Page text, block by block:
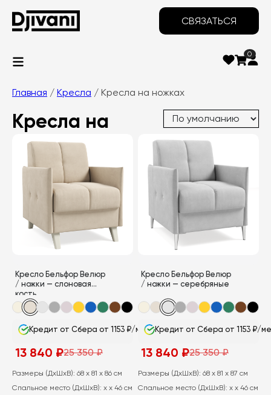
СВЯЗАТЬСЯ
0
Главная / Кресла / Кресла на ножках
Кресла на
ножках
Кресло Бельфор Велюр
/ ножки — слоновая
кость
Кредит от Сбера от 1153 ₽/мес
25 350₽
Первоначальная
составляла
350
13 840 ₽
Текущая
13
₽.
Размеры (ДхШхВ): 68 x 81 x 86 см
Спальное место (ДхШхВ): x x 46 см
Кресло Бельфор Велюр
/ ножки — серебряные
Кредит от Сбера от 1153 ₽/
25 350₽
Первоначальная
составляла
350
13 840 ₽
Текущая
13
₽.
Размеры (ДхШхВ): 68 x 81 x 87 см
Спальное место (ДхШхВ): x x 46 см